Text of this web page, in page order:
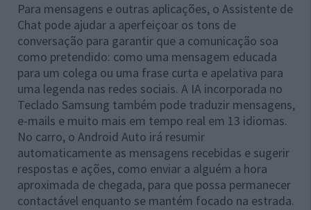
Para mensagens e outras aplicações, o Assistente de
Chat pode ajudar a aperfeiçoar os tons de
conversação para garantir que a comunicação soa
como pretendido: como uma mensagem educada
para um colega ou uma frase curta e apelativa para
uma legenda nas redes sociais. A IA incorporada no
Teclado Samsung também pode traduzir mensagens,
e-mails e muito mais em tempo real em 13 idiomas.
No carro, o Android Auto irá resumir
automaticamente as mensagens recebidas e sugerir
respostas e ações, como enviar a alguém a hora
aproximada de chegada, para que possa permanecer
contactável enquanto se mantém focado na estrada.